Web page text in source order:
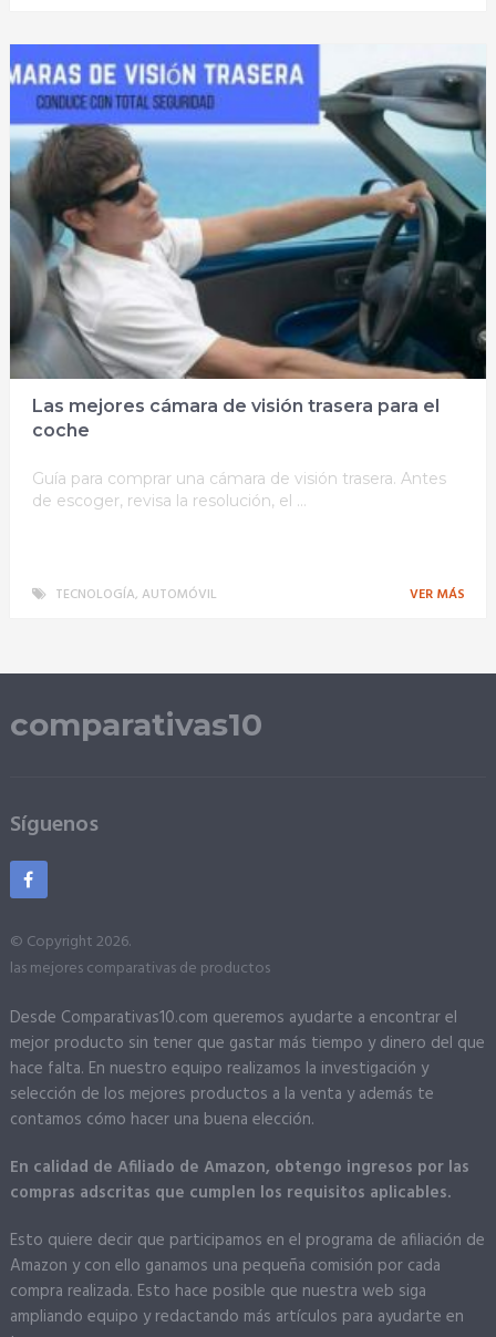
Las mejores cámara de visión trasera para el
coche
Guía para comprar una cámara de visión trasera. Antes
de escoger, revisa la resolución, el …
TECNOLOGÍA, AUTOMÓVIL VER MÁS
comparativas10
Síguenos
© Copyright 2026.
las mejores comparativas de productos
Desde Comparativas10.com queremos ayudarte a encontrar el
mejor producto sin tener que gastar más tiempo y dinero del que
hace falta. En nuestro equipo realizamos la investigación y
selección de los mejores productos a la venta y además te
contamos cómo hacer una buena elección.
En calidad de Afiliado de Amazon, obtengo ingresos por las
compras adscritas que cumplen los requisitos aplicables.
Esto quiere decir que participamos en el programa de afiliación de
Amazon y con ello ganamos una pequeña comisión por cada
compra realizada. Esto hace posible que nuestra web siga
ampliando equipo y redactando más artículos para ayudarte en